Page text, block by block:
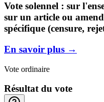
Vote solennel : sur
sur un article ou
spécifique (censure,
En savoir plus →
Vote ordinaire
Résultat du vote